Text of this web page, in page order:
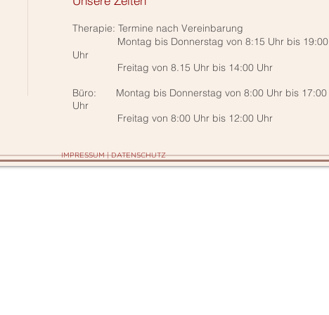
Therapie: Termine nach Vereinbarung
Montag bis Donnerstag von 8:15 Uhr bis 19:00
Uhr
Freitag von 8.15 Uhr bis 14:00 Uhr
Büro: Montag bis Donnerstag von 8:00 Uhr bis 17:00
Uhr
Freitag von 8:00 Uhr bis 12:00 Uhr
IMPRESSUM | DATENSCHUTZ